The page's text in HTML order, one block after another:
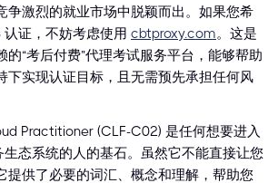
争激烈的就业市场中脱颖而出。如果您希
证，不妨考虑使用 cbtproxy.com。这是
的“考后付费”代理考试服务平台，能够帮助
下实现认证目标，且无需预先承担任何风
Practitioner (CLF-C02) 是任何想要进入
生态系统的人的基石。虽然它不能直接让您
提供了必要的词汇、概念和理解，帮助您